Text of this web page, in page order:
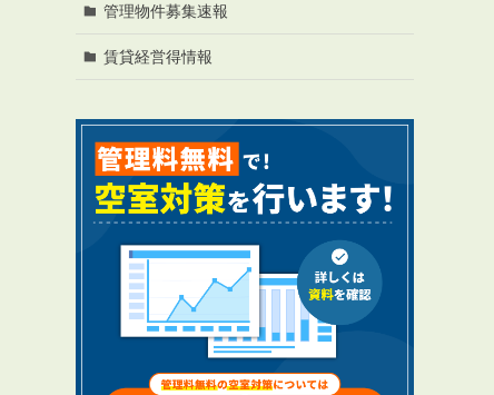
RENTAL
管理料無料について
４つの強み
報酬と独自の保証内容
手続きの流れ
管理物件募集速報
賃貸経営得情報